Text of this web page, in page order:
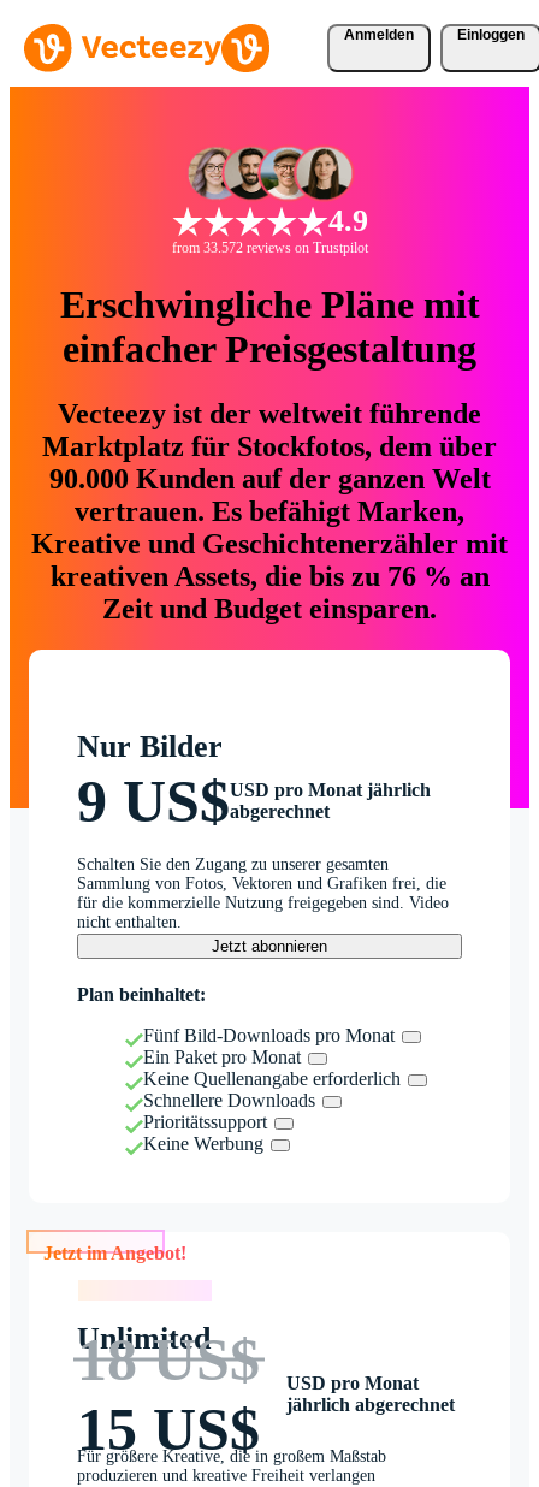
Anmelden Einloggen
4.9
from 33.572 reviews on Trustpilot
Erschwingliche Pläne mit
einfacher Preisgestaltung
Vecteezy ist der weltweit führende
Marktplatz für Stockfotos, dem über
90.000 Kunden auf der ganzen Welt
vertrauen. Es befähigt Marken,
Kreative und Geschichtenerzähler mit
kreativen Assets, die bis zu 76 % an
Zeit und Budget einsparen.
Nur Bilder
9 US$USD pro Monat jährlich
abgerechnet
Schalten Sie den Zugang zu unserer gesamten
Sammlung von Fotos, Vektoren und Grafiken frei, die
für die kommerzielle Nutzung freigegeben sind. Video
nicht enthalten.
Jetzt abonnieren
Plan beinhaltet:
Fünf Bild-Downloads pro Monat
Ein Paket pro Monat
Keine Quellenangabe erforderlich
Schnellere Downloads
Prioritätssupport
Keine Werbung
Jetzt im Angebot!
Unlimited
18 US$
15 US$
USD pro Monat
jährlich abgerechnet
Für größere Kreative, die in großem Maßstab
produzieren und kreative Freiheit verlangen